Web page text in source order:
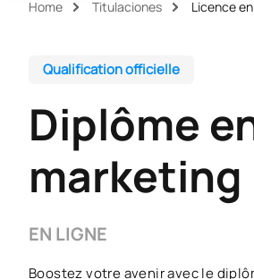
Home Titulaciones Licence
Qualification officielle
Diplôme
marketing
EN LIGNE
Boostez votre avenir avec le